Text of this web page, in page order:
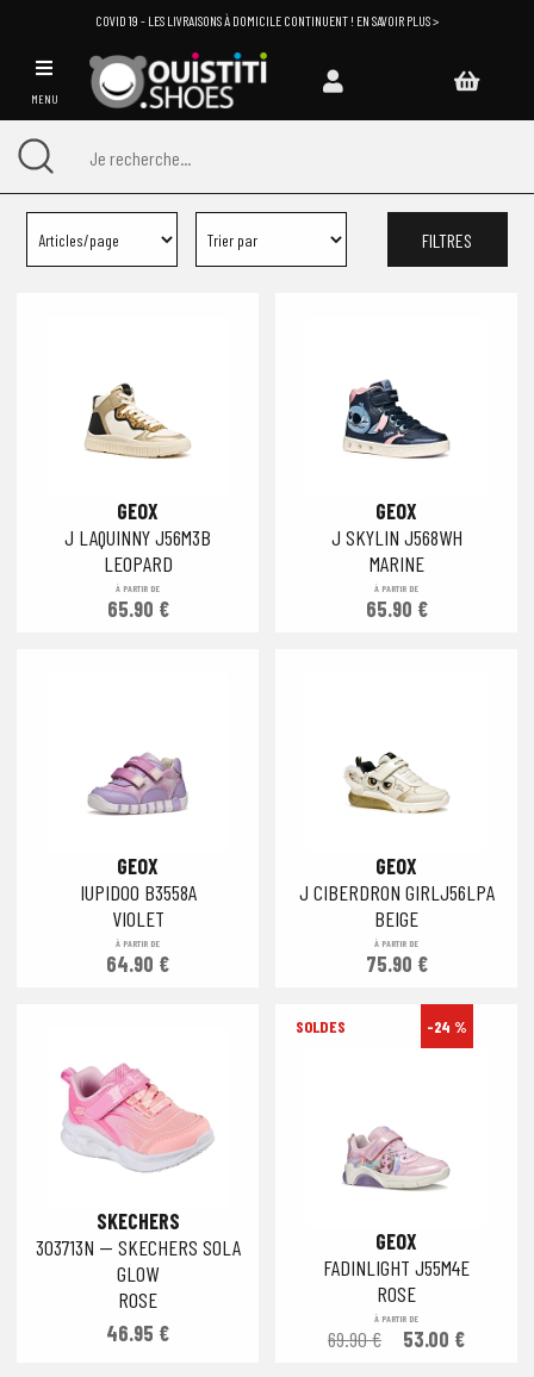
COVID 19 - LES LIVRAISONS À DOMICILE CONTINUENT ! EN SAVOIR PLUS >
MENU
FILTRES
GEOX
J LAQUINNY J56M3B
LEOPARD
À PARTIR DE
65.90 €
GEOX
J SKYLIN J568WH
MARINE
À PARTIR DE
65.90 €
GEOX
IUPIDOO B3558A
VIOLET
À PARTIR DE
64.90 €
GEOX
J CIBERDRON GIRLJ56LPA
BEIGE
À PARTIR DE
75.90 €
SKECHERS
303713N — SKECHERS SOLA
GLOW
ROSE
46.95 €
-24 %
GEOX
FADINLIGHT J55M4E
ROSE
À PARTIR DE
69.90 € 53.00 €